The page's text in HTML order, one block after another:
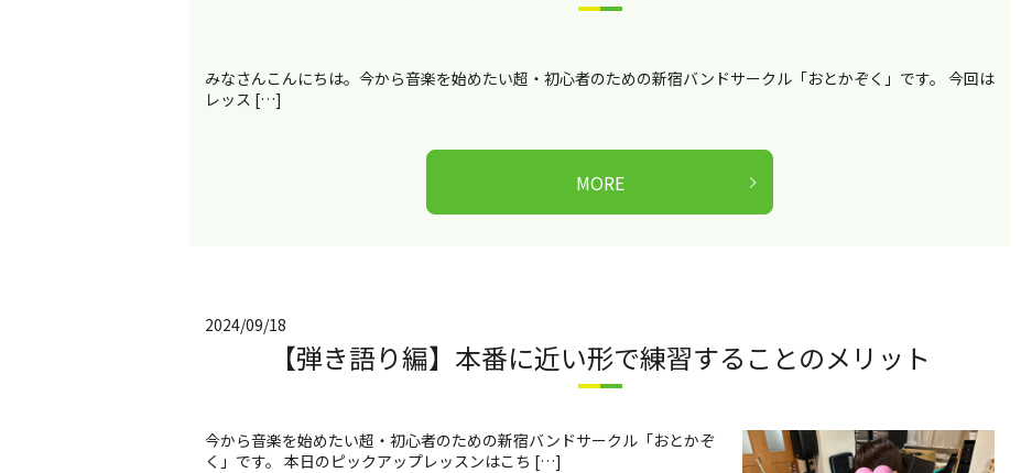
みなさんこんにちは。今から音楽を始めたい超・初心者のための新宿バンドサークル「おとかぞく」です。 今回は
レッス […]
MORE
2024/09/18
【弾き語り編】本番に近い形で練習することのメリット
今から音楽を始めたい超・初心者のための新宿バンドサークル「おとかぞ
く」です。 本日のピックアップレッスンはこち […]